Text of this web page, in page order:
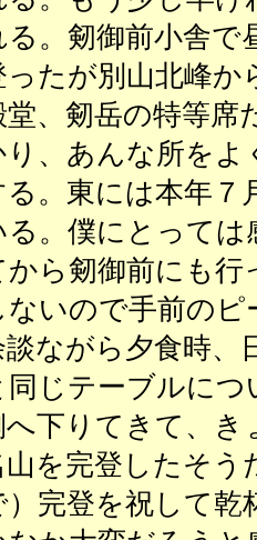
る。剱御前小舎で
ったが別山北峰か
堂、剱岳の特等席
り、あんな所を
る。東には本年７
る。僕にとっては
から剱御前にも
ないので手前の
ながら夕食時、
同じテーブルに
へ下りてきて、き
山を完登したそう
）完登を祝して乾